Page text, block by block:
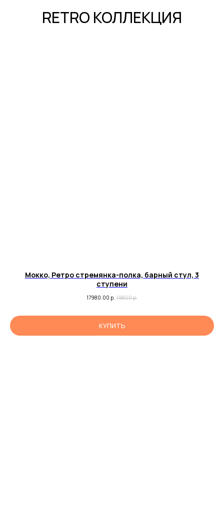
RETRO КОЛЛЕКЦИЯ
Мокко, Ретро стремянка-полка, барный стул, 3
ступени
17980.00 р. 19800р.
КУПИТЬ
© 2024-2026 Мастер
Декор